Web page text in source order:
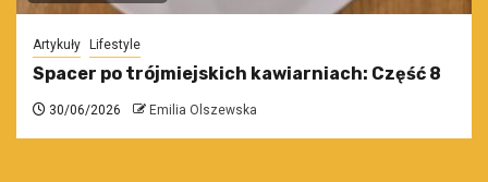
Artykuły Lifestyle
Spacer po trójmiejskich kawiarniach: Część 8
30/06/2026 Emilia Olszewska